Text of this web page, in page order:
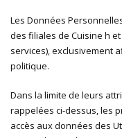
Les Données
des filiales de Cuisine h
services), exclusivement
politique.
Dans la limite de leurs
rappelées ci-dessus, les
accès aux données des